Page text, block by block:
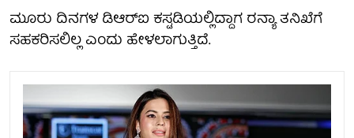
ಮೂರು ದಿನಗಳ ಡಿಆರ್‌ಐ ಕಸ್ಟಡಿಯಲ್ಲಿದ್ದಾಗ ರನ್ಯಾ ತನಿಖೆಗೆ
ಸಹಕರಿಸಲಿಲ್ಲ ಎಂದು ಹೇಳಲಾಗುತ್ತಿದೆ.